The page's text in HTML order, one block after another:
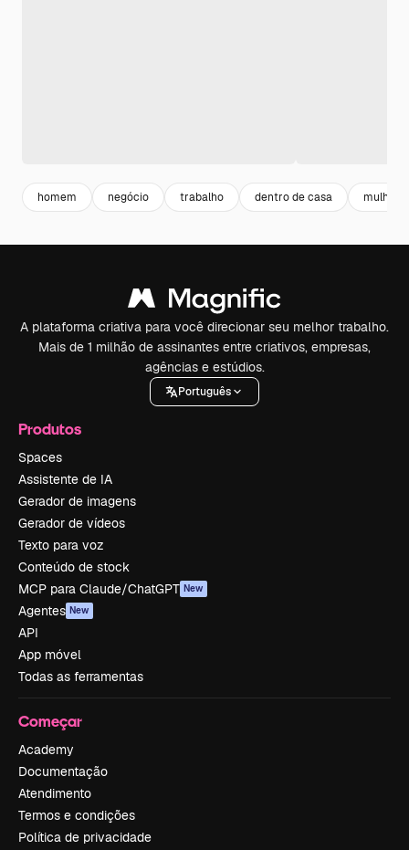
homem negócio trabalho dentro de casa mulher
A plataforma criativa para você direcionar seu melhor trabalho.
Mais de 1 milhão de assinantes entre criativos, empresas,
agências e estúdios.
Português
Produtos
Spaces
Assistente de IA
Gerador de imagens
Gerador de vídeos
Texto para voz
Conteúdo de stock
MCP para Claude/ChatGPT New
Agentes New
API
App móvel
Todas as ferramentas
Começar
Academy
Documentação
Atendimento
Termos e condições
Política de privacidade